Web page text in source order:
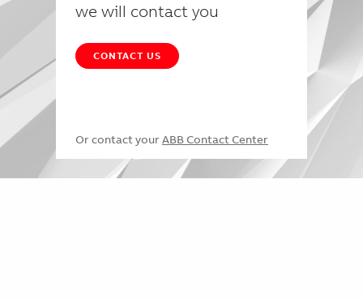
we will contact you
CONTACT US
Or contact your ABB Contact Center